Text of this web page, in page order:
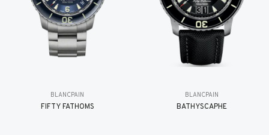
BLANCPAIN
FIFTY FATHOMS
BLANCPAIN
BATHYSCAPHE